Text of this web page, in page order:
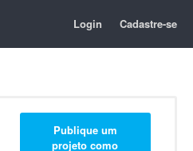
Login Cadastre-se
Publique um
projeto como